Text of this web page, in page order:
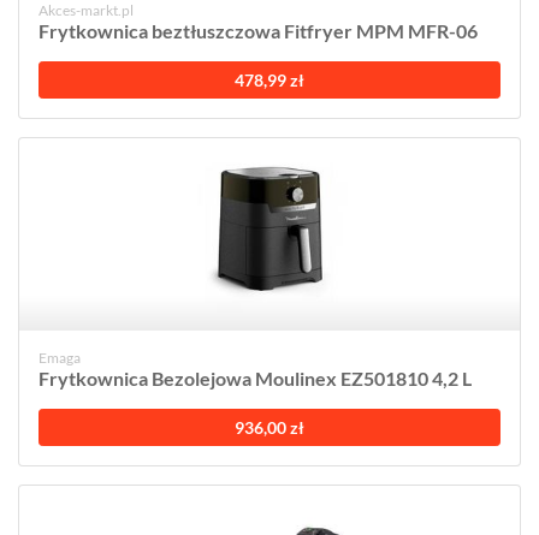
Akces-markt.pl
Frytkownica beztłuszczowa Fitfryer MPM MFR-06
478,99 zł
Emaga
Frytkownica Bezolejowa Moulinex EZ501810 4,2 L
936,00 zł